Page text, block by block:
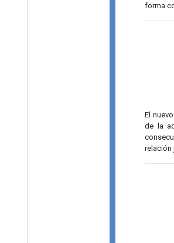
forma
El
de la
relación